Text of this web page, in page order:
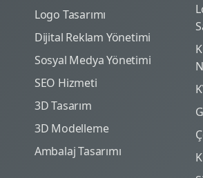
Logo Tasarımı
Dijital Reklam Yönetimi
Sosyal Medya Yönetimi
SEO Hizmeti
3D Tasarım
3D Modelleme
Ambalaj Tasarımı